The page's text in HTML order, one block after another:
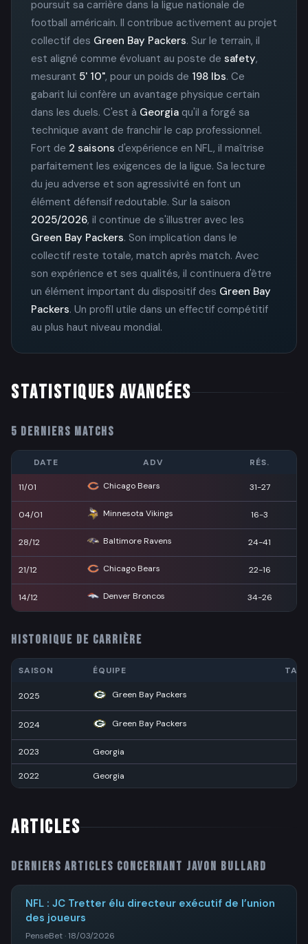
poursuit sa carrière dans la ligue nationale de
football américain. Il contribue activement au projet
collectif des Green Bay Packers. Sur le terrain, il
est aligné comme évoluant au poste de safety,
mesurant 5' 10", pour un poids de 198 lbs. Ce
gabarit lui confère un avantage physique certain
dans les duels. C'est à Georgia qu'il a forgé sa
technique avant de franchir le cap professionnel.
Fort de 2 saisons d'expérience en NFL, il maîtrise
parfaitement les exigences de la ligue. Sa lecture
du jeu adverse et son agressivité en font un
élément défensif redoutable. Sur la saison
2025/2026, il continue de s'illustrer avec les
Green Bay Packers. Son implication dans le
collectif reste totale, match après match. Avec
son expérience et ses qualités, il continuera d'être
un élément important du dispositif des Green Bay
Packers. Un profil utile dans un effectif compétitif
au plus haut niveau mondial.
STATISTIQUES AVANCÉES
5 DERNIERS MATCHS
DATE ADV RÉS.
11/01 Chicago Bears 31-27
04/01 Minnesota Vikings 16-3
28/12 Baltimore Ravens 24-41
21/12 Chicago Bears 22-16
14/12 Denver Broncos 34-26
HISTORIQUE DE CARRIÈRE
SAISON ÉQUIPE
2025 Green Bay Packers
2024 Green Bay Packers
2023 Georgia
2022 Georgia
ARTICLES
Derniers articles concernant Javon Bullard
NFL : JC Tretter élu directeur exécutif de l’union
des joueurs
PenseBet · 18/03/2026